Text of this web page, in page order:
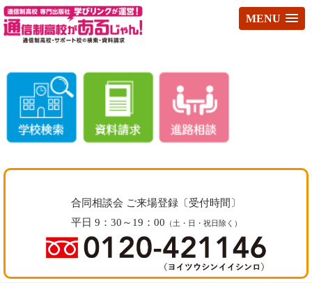
MENU
合同相談会 ご来場登録〔受付時間〕
平日 9：30～19：00 （土・日・祝日除く）